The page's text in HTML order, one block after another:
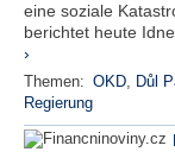
eine soziale
berichtet heute
›
Themen: OKD, Důl
Regierung